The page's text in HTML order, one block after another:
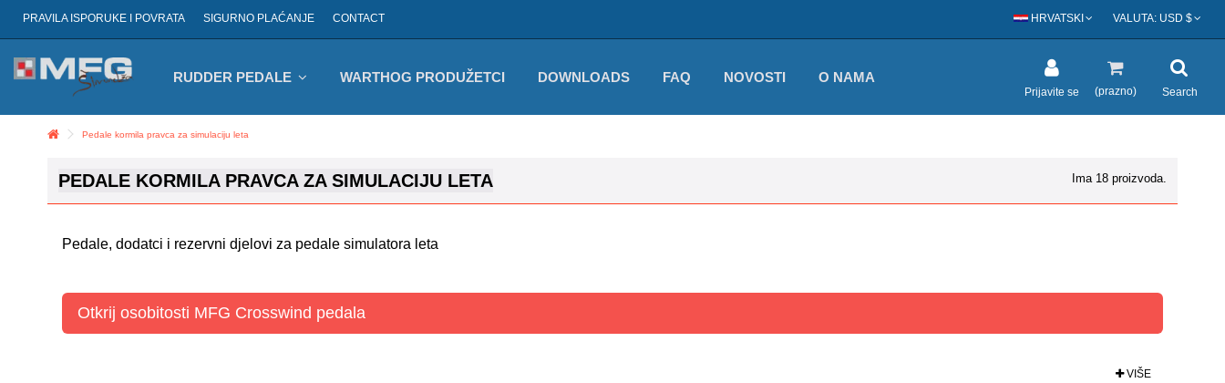
VALUTA: USD $
HRVATSKI
PRAVILA ISPORUKE I POVRATA SIGURNO PLAĆANJE CONTACT
RUDDER PEDALE WARTHOG PRODUŽETCI DOWNLOADS FAQ NOVOSTI O NAMA
Search
(prazno)
Prijavite se
Pedale kormila pravca za simulaciju leta
PEDALE KORMILA PRAVCA ZA SIMULACIJU LETA Ima 18 proizvoda.
Pedale, dodatci i rezervni djelovi za pedale simulatora leta
Otkrij osobitosti MFG Crosswind pedala
VIŠE